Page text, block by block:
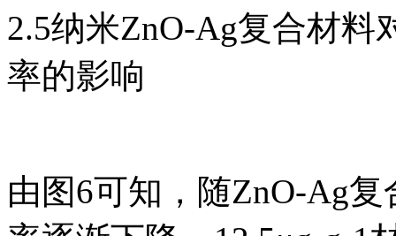
2.5纳米ZnO-Ag复合材
率的影响
由图6可知，随ZnO-Ag